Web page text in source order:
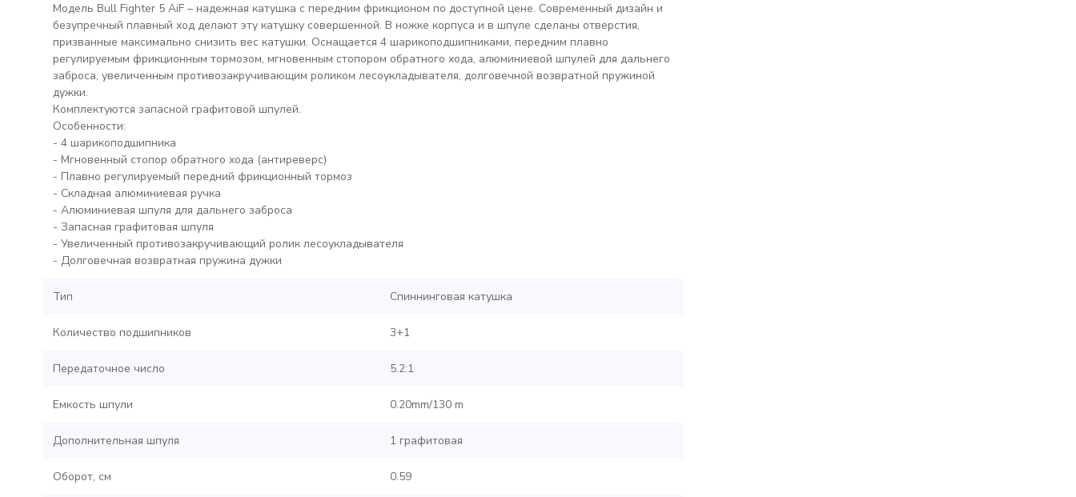
Модель Bull Fighter 5 AiF – надежная катушка с передним фрикционом по доступной цене. Современный дизайн и
безупречный плавный ход делают эту катушку совершенной. В ножке корпуса и в шпуле сделаны отверстия,
призванные максимально снизить вес катушки. Оснащается 4 шарикоподшипниками, передним плавно
регулируемым фрикционным тормозом, мгновенным стопором обратного хода, алюминиевой шпулей для дальнего
заброса, увеличенным противозакручивающим роликом лесоукладывателя, долговечной возвратной пружиной
дужки.
Комплектуются запасной графитовой шпулей.
Особенности:
- 4 шарикоподшипника
- Мгновенный стопор обратного хода (антиреверс)
- Плавно регулируемый передний фрикционный тормоз
- Складная алюминиевая ручка
- Алюминиевая шпуля для дальнего заброса
- Запасная графитовая шпуля
- Увеличенный противозакручивающий ролик лесоукладывателя
- Долговечная возвратная пружина дужки
Тип Спиннинговая катушка
Количество подшипников 3+1
Передаточное число 5.2:1
Емкость шпули 0.20mm/130 m
Дополнительная шпуля 1 графитовая
Оборот, см 0.59